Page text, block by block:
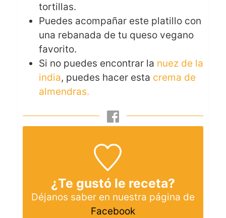
tortillas.
Puedes acompañar este platillo con
una rebanada de tu queso vegano
favorito.
Si no puedes encontrar la nuez de la
india, puedes hacer esta crema de
almendras.
¿Te gustó le receta?
Déjanos saber en nuestra página de
Facebook